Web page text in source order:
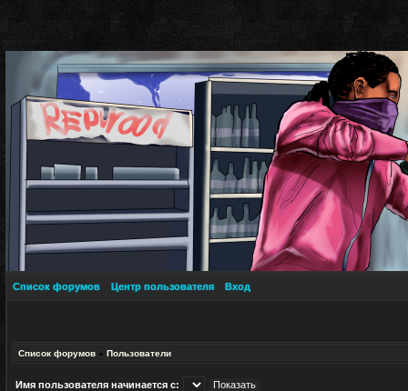
Список форумов Центр пользователя Вход
Список форумов » Пользователи
Имя пользователя начинается с: